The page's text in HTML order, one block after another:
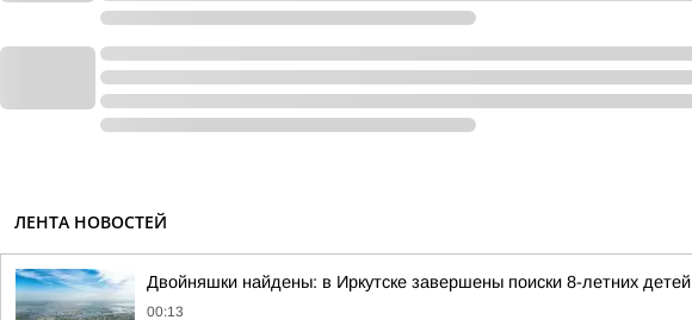
ЛЕНТА НОВОСТЕЙ
Двойняшки найдены: в Иркутске завершены поиски 8-летних детей
00:13